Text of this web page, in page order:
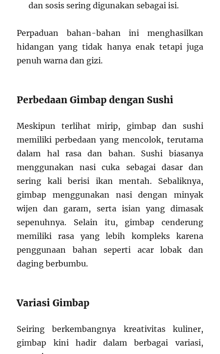
dan sosis sering digunakan sebagai isi.
Perpaduan bahan-bahan ini menghasilkan
hidangan yang tidak hanya enak tetapi juga
penuh warna dan gizi.
Perbedaan Gimbap dengan Sushi
Meskipun terlihat mirip, gimbap dan sushi
memiliki perbedaan yang mencolok, terutama
dalam hal rasa dan bahan. Sushi biasanya
menggunakan nasi cuka sebagai dasar dan
sering kali berisi ikan mentah. Sebaliknya,
gimbap menggunakan nasi dengan minyak
wijen dan garam, serta isian yang dimasak
sepenuhnya. Selain itu, gimbap cenderung
memiliki rasa yang lebih kompleks karena
penggunaan bahan seperti acar lobak dan
daging berbumbu.
Variasi Gimbap
Seiring berkembangnya kreativitas kuliner,
gimbap kini hadir dalam berbagai variasi,